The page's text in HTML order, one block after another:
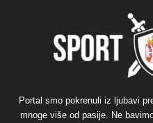
Portal smo pokrenuli iz ljubavi
mnoge više od pasije. Ne